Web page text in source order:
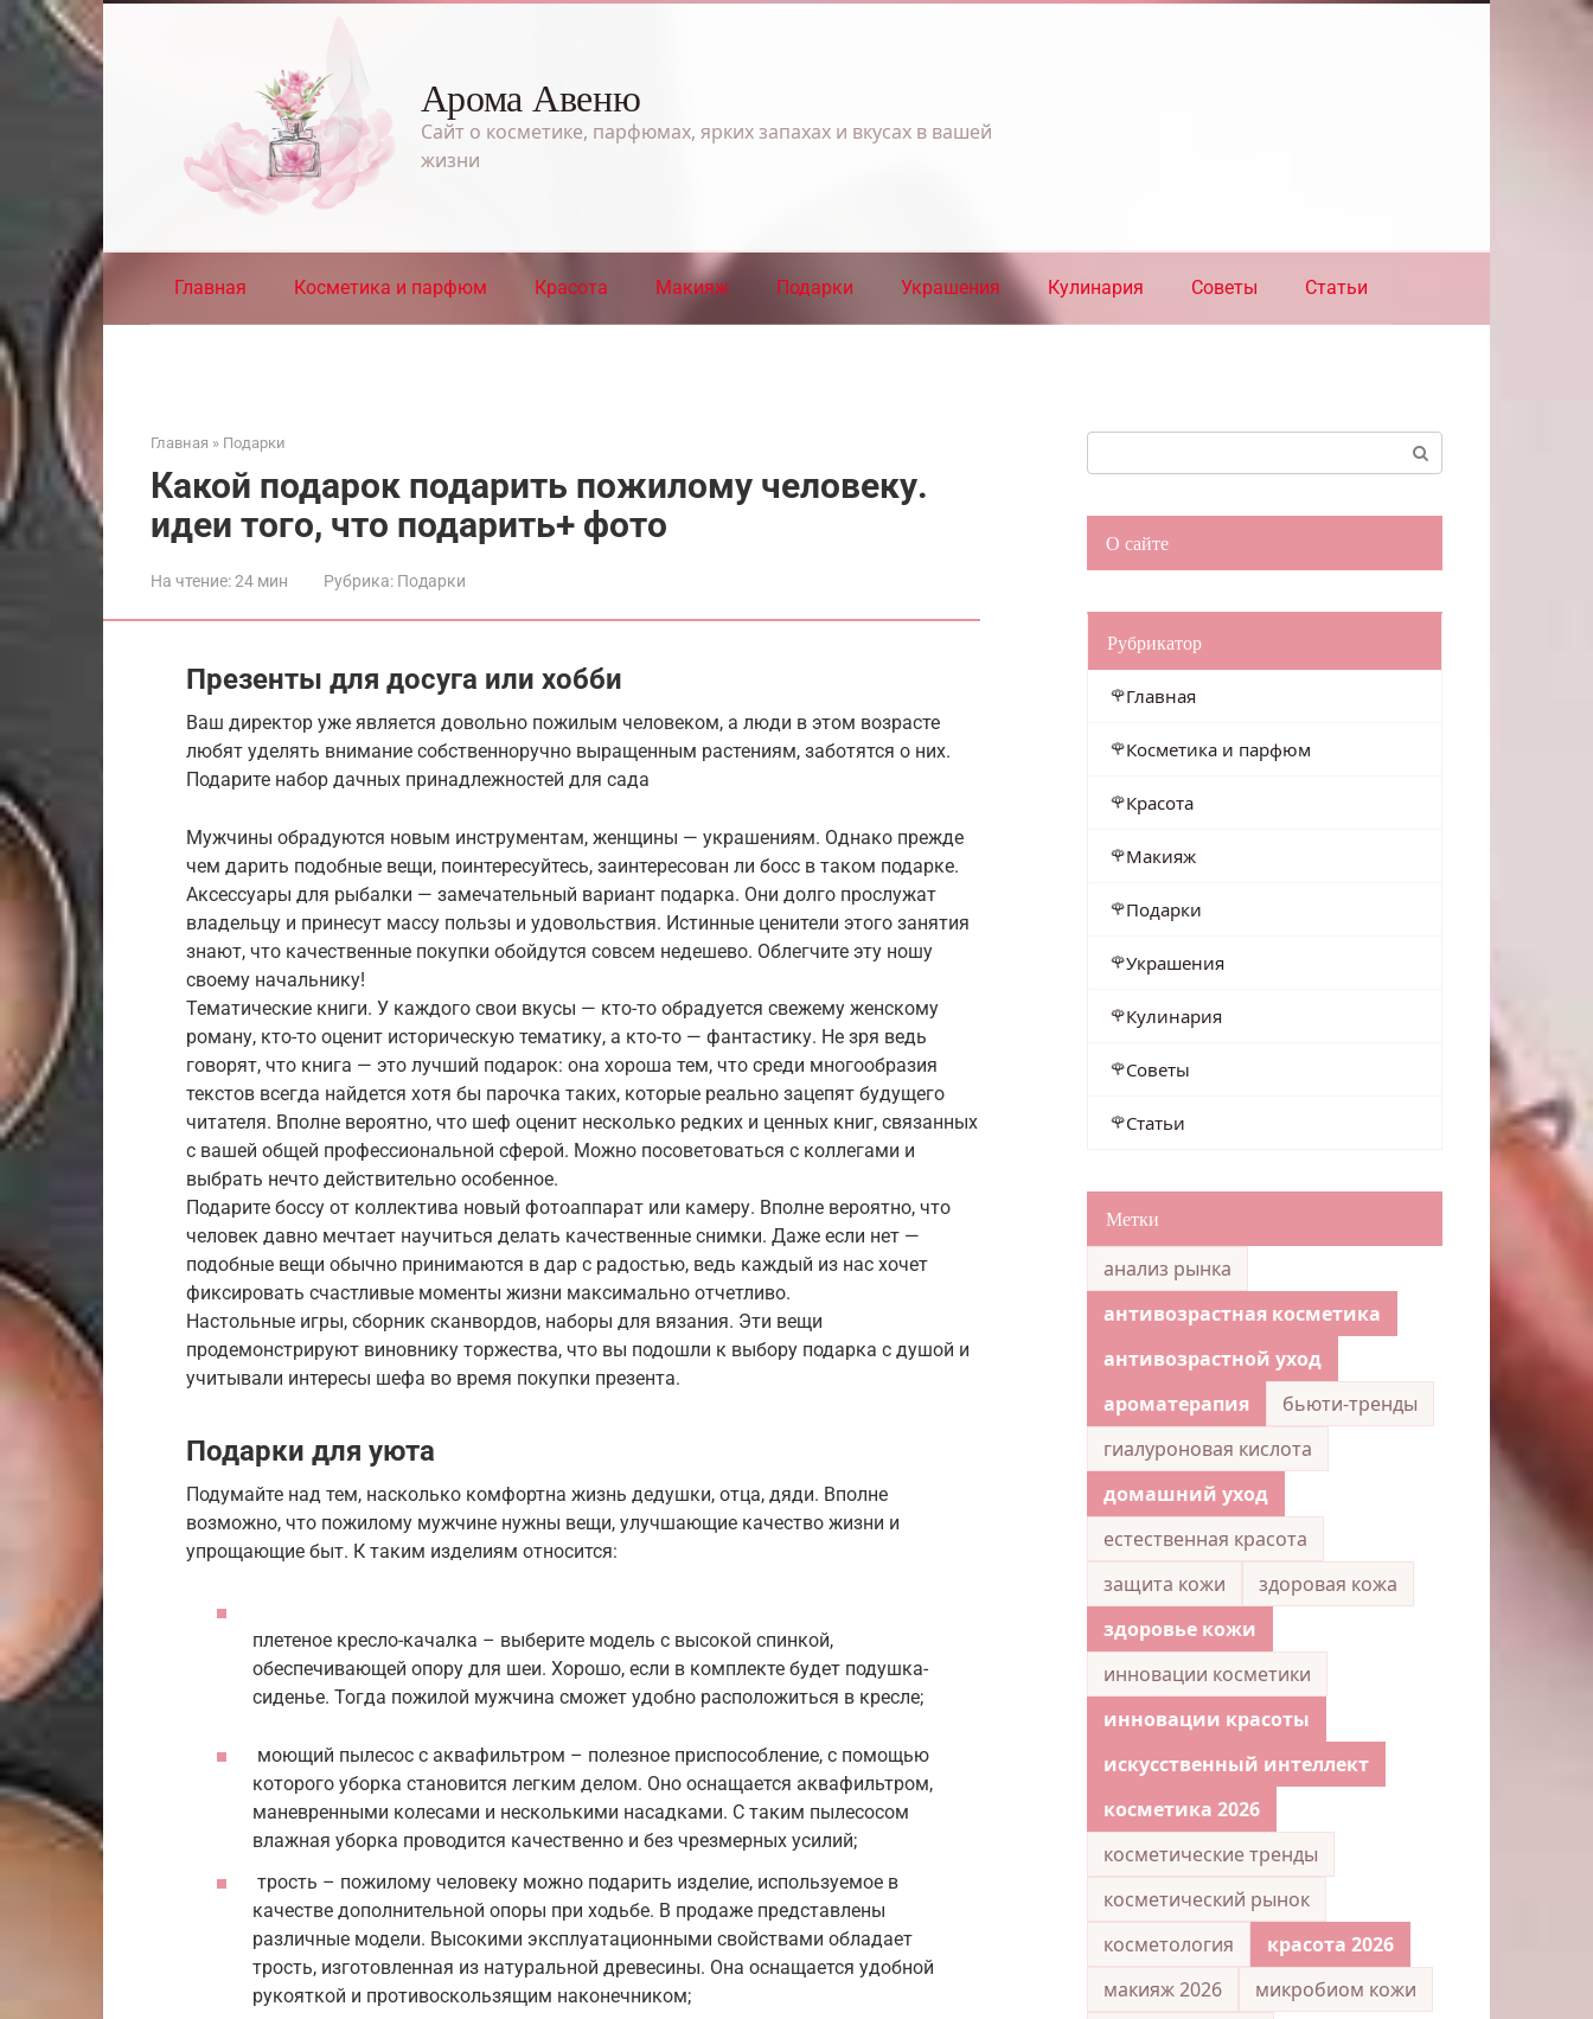
Перейти
к
контенту
Арома Авеню
Сайт о косметике, парфюмах, ярких запахах и вкусах в вашей
жизни
Главная Косметика и парфюм Красота Макияж Подарки Украшения Кулинария Советы Статьи
Главная » Подарки
Какой подарок подарить пожилому человеку.
идеи того, что подарить+ фото
На чтение:24 мин Рубрика: Подарки
Презенты для досуга или хобби
Ваш директор уже является довольно пожилым человеком, а люди в этом возрасте
любят уделять внимание собственноручно выращенным растениям, заботятся о них.
Подарите набор дачных принадлежностей для сада
Мужчины обрадуются новым инструментам, женщины — украшениям. Однако прежде
чем дарить подобные вещи, поинтересуйтесь, заинтересован ли босс в таком подарке.
Аксессуары для рыбалки — замечательный вариант подарка. Они долго прослужат
владельцу и принесут массу пользы и удовольствия. Истинные ценители этого занятия
знают, что качественные покупки обойдутся совсем недешево. Облегчите эту ношу
своему начальнику!
Тематические книги. У каждого свои вкусы — кто-то обрадуется свежему женскому
роману, кто-то оценит историческую тематику, а кто-то — фантастику. Не зря ведь
говорят, что книга — это лучший подарок: она хороша тем, что среди многообразия
текстов всегда найдется хотя бы парочка таких, которые реально зацепят будущего
читателя. Вполне вероятно, что шеф оценит несколько редких и ценных книг, связанных
с вашей общей профессиональной сферой. Можно посоветоваться с коллегами и
выбрать нечто действительно особенное.
Подарите боссу от коллектива новый фотоаппарат или камеру. Вполне вероятно, что
человек давно мечтает научиться делать качественные снимки. Даже если нет —
подобные вещи обычно принимаются в дар с радостью, ведь каждый из нас хочет
фиксировать счастливые моменты жизни максимально отчетливо.
Настольные игры, сборник сканвордов, наборы для вязания. Эти вещи
продемонстрируют виновнику торжества, что вы подошли к выбору подарка с душой и
учитывали интересы шефа во время покупки презента.
Подарки для уюта
Подумайте над тем, насколько комфортна жизнь дедушки, отца, дяди. Вполне
возможно, что пожилому мужчине нужны вещи, улучшающие качество жизни и
упрощающие быт. К таким изделиям относится:
плетеное кресло-качалка – выберите модель с высокой спинкой,
обеспечивающей опору для шеи. Хорошо, если в комплекте будет подушка-
сиденье. Тогда пожилой мужчина сможет удобно расположиться в кресле;
моющий пылесос с аквафильтром – полезное приспособление, с помощью
которого уборка становится легким делом. Оно оснащается аквафильтром,
маневренными колесами и несколькими насадками. С таким пылесосом
влажная уборка проводится качественно и без чрезмерных усилий;
трость – пожилому человеку можно подарить изделие, используемое в
качестве дополнительной опоры при ходьбе. В продаже представлены
различные модели. Высокими эксплуатационными свойствами обладает
трость, изготовленная из натуральной древесины. Она оснащается удобной
рукояткой и противоскользящим наконечником;
О сайте
Рубрикатор
Главная
Косметика и парфюм
Красота
Макияж
Подарки
Украшения
Кулинария
Советы
Статьи
Метки
анализ рынка
антивозрастная косметика
антивозрастной уход
ароматерапия
бьюти-тренды
гиалуроновая кислота
домашний уход
естественная красота
защита кожи
здоровая кожа
здоровье кожи
инновации косметики
инновации красоты
искусственный интеллект
косметика 2026
косметические тренды
косметический рынок
косметология
красота 2026
макияж 2026
микробиом кожи